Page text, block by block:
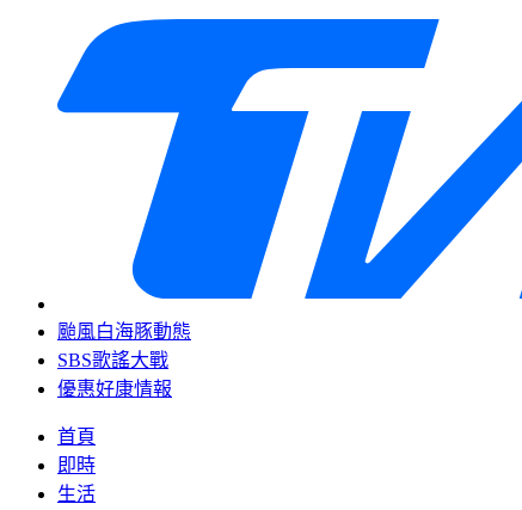
颱風白海豚動態
SBS歌謠大戰
優惠好康情報
首頁
即時
生活